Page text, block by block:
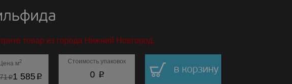
товар из города Нижний Новгород.
Цена м2
p1 585p
Стоимость упаковок
0 p в корзину